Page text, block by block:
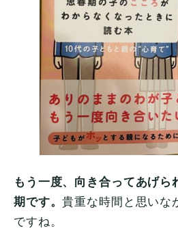
もう一度、向き合ってあげら
期です。貴重な時間と思いな
ですね。